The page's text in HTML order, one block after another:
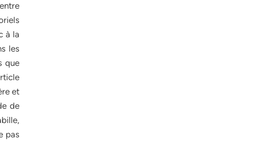
à la
les
que
et
de
pas